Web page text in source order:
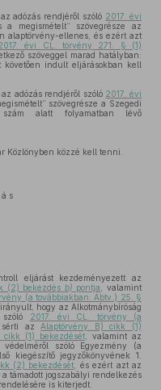
adózás rendjéről szóló 2017. évi
a megismételt” szövegrésze az
alaptörvény-ellenes, és ezért azt
évi CL. törvény 271. § (1)
szöveggel marad hatályban:
követően indult eljárásokban kell
adózás rendjéről szóló 2017. évi
szövegrésze a Szegedi
szám alatt folyamatban lévő
Közlönyben közzé kell tenni.
á s
eljárást kezdeményezett az
(2) bekezdés b) pontja
, valamint
(a továbbiakban: Abtv.) 25. §
hogy az Alkotmánybíróság
2017. évi CL. törvény (a
sérti az Alaptörvény B) cikk (1)
cikk (1) bekezdését , valamint az
szóló Egyezmény (a
kiegészítő jegyzőkönyvének 1.
(2) bekezdését , és ezért azt az
támadott jogszabályi rendelkezés
is kiterjedt.